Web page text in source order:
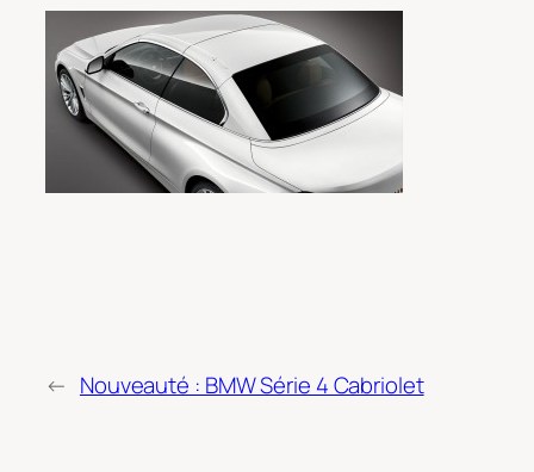
← Nouveauté : BMW Série 4 Cabriolet